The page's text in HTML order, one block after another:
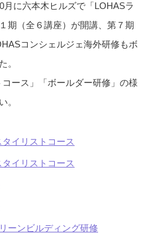
月に六本木ヒルズで「LOHASラ
期（全６講座）が開講、第７期
コンシェルジェ海外研修もボ
。
コース」「ボールダー研修」の様
。
イリストコース
イリストコース
ンビルディング研修